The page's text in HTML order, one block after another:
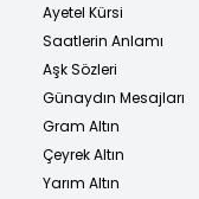
Ayetel Kürsi
Saatlerin Anlamı
Aşk Sözleri
Günaydın Mesajları
Gram Altın
Çeyrek Altın
Yarım Altın